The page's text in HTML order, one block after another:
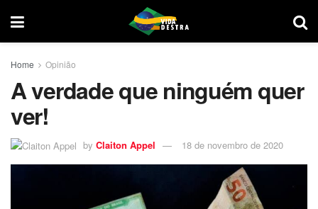
Home Opinião
A verdade que ninguém quer
ver!
by Claiton Appel 18 de novembro de 2020